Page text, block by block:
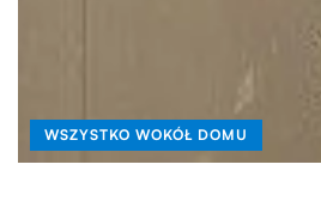
WSZYSTKO WOKÓŁ DOMU